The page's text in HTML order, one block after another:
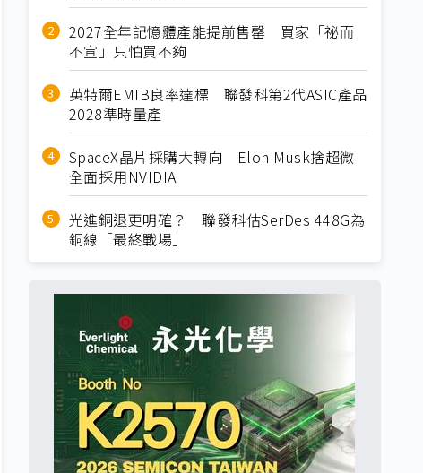
2027全年記憶體產能提前售罄 買家「祕而
不宣」只怕買不夠
英特爾EMIB良率達標 聯發科第2代ASIC產品
2028準時量產
SpaceX晶片採購大轉向 Elon Musk捨超微
全面採用NVIDIA
光進銅退更明確？ 聯發科估SerDes 448G為
銅線「最終戰場」